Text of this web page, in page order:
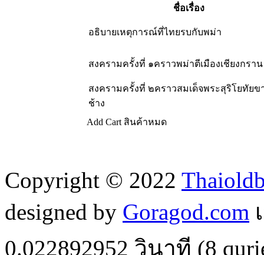
ชื่อเรื่อง
อธิบายเหตุการณ์ที่ไทยรบกับพม่า
สงครามครั้งที่ ๑คราวพม่าตีเมืองเชียงกราน
สงครามครั้งที่ ๒คราวสมเด็จพระสุริโยทัยข
ช้าง
Add Cart สินค้าหมด
Copyright © 2022
designed by Goragod.com
0.022892952 วินาที (8